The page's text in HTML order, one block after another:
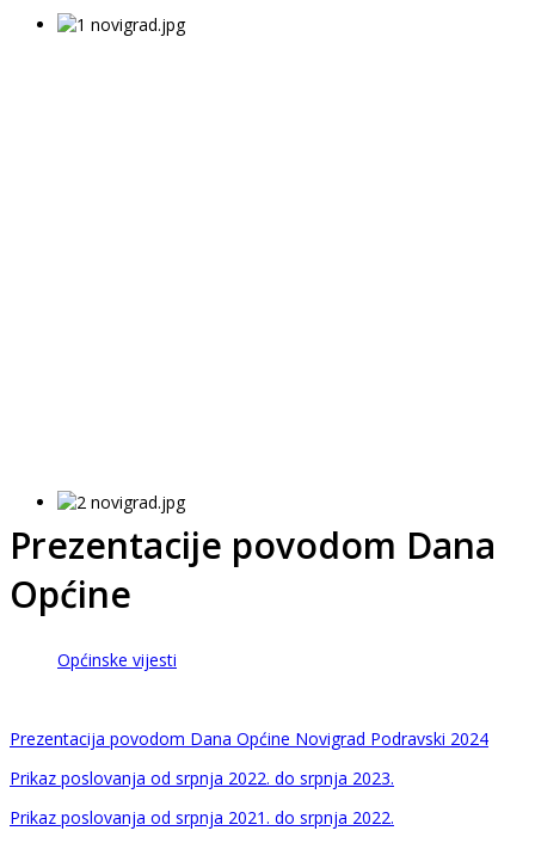
Prezentacije povodom Dana
Općine
Općinske vijesti
Prezentacija povodom Dana Općine Novigrad Podravski 2024
Prikaz poslovanja od srpnja 2022. do srpnja 2023.
Prikaz poslovanja od srpnja 2021. do srpnja 2022.